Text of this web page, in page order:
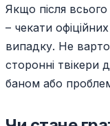
Якщо після
– чекати
випадку. Не варто
сторонні твікери
баном або